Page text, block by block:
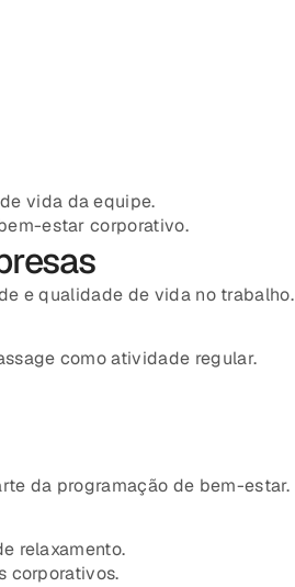
vida da equipe.
estar corporativo.
e qualidade de vida no trabalho.
como atividade regular.
da programação de bem-estar.
relaxamento.
corporativos.